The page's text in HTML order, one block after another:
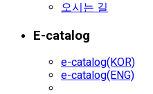
오시는 길
E-catalog
e-catalog(KOR)
e-catalog(ENG)